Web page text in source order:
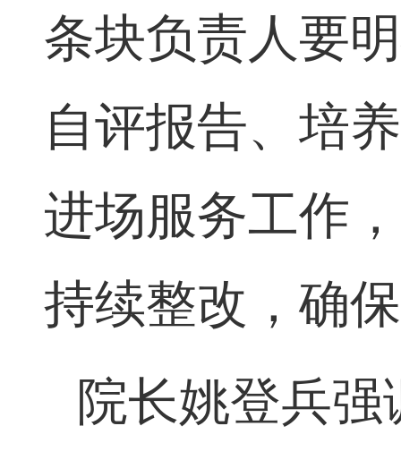
条块负责人要
自评报告、培
进场服务工作
持续整改，确
院长姚登兵强